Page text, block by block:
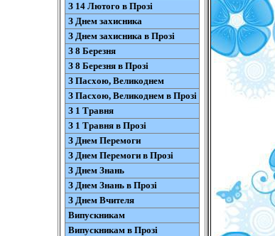
З 14 Лютого в Прозі
З Днем захисника
З Днем захисника в Прозі
З 8 Березня
З 8 Березня в Прозі
З Пасхою, Великоднем
З Пасхою, Великоднем в Прозі
З 1 Травня
З 1 Травня в Прозі
З Днем Перемоги
З Днем Перемоги в Прозі
З Днем Знань
З Днем Знань в Прозі
З Днем Вчителя
Випускникам
Випускникам в Прозі